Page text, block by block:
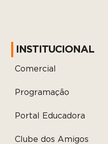
INSTITUCIONAL
Comercial
Programação
Portal Educadora
Clube dos Amigos